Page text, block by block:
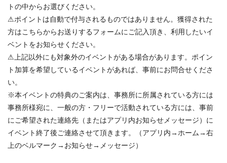
トの中からお選びください。
⚠︎ポイントは自動で付与されるものではありません。獲得された
方はこちらからお送りするフォームにご記入頂き、利用したいイ
ベントをお知らせください。
⚠︎上記以外にも対象外のイベントがある場合があります。ポイン
ト加算を希望しているイベントがあれば、事前にお問合せくださ
い。
※本イベントの特典のご案内は、事務所に所属されている方には
事務所様宛に、一般の方・フリーで活動されている方には、事前
にご希望された連絡先（またはアプリ内お知らせメッセージ）に
イベント終了後ご連絡させて頂きます。（アプリ内→ホーム→右
上のベルマーク→お知らせ→メッセージ）